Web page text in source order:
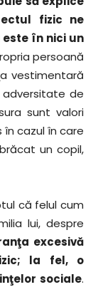
fizic ne
în nici un
persoană
vestimentară
de
sunt valori
cazul în care
un copil,
că felul cum
lui, despre
excesivă
la fel, o
sociale.